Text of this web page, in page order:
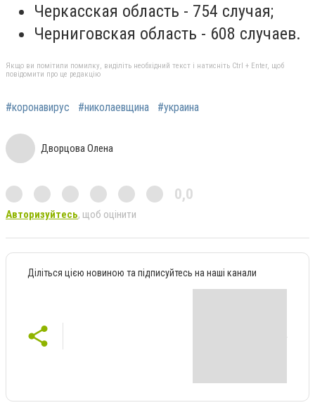
Черкасская область - 754 случая;
Черниговская область - 608 случаев.
Якщо ви помітили помилку, виділіть необхідний текст і натисніть Ctrl + Enter, щоб
повідомити про це редакцію
#коронавирус #николаевщина #украина
Дворцова Олена
0,0
Авторизуйтесь, щоб оцінити
Діліться цією новиною та підписуйтесь на наші канали